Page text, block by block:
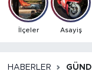
İlçeler Asayiş
HABERLER
Ekonomi
Antalya